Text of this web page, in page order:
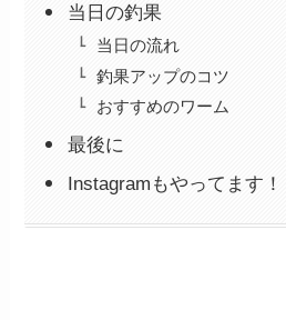
当日の釣果
当日の流れ
釣果アップのコツ
おすすめのワーム
最後に
Instagramもやってます！